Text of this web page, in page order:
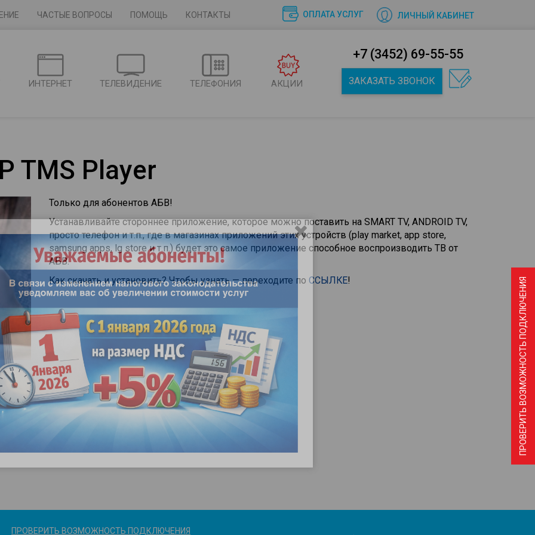
ЧАСТЫЕ ВОПРОСЫ ПОМОЩЬ ОПЛАТА УСЛУГ
КОНТАКТЫ ЛИЧНЫЙ КАБИНЕТ
+7 (3452) 69-55-55
ЗАКАЗАТЬ ЗВОНОК
ИНТЕРНЕТ ТЕЛЕВИДЕНИЕ ТЕЛЕФОНИЯ АКЦИИ
ПРОВЕРИТЬ ВОЗМОЖНОСТЬ ПОДКЛЮЧЕНИЯ
TMS Player
Только для абонентов АБВ!
Устанавливайте стороннее приложение, которое можно поставить на SMART TV, ANDROID TV,
просто телефон и т.п., где в магазинах приложений этих устройств (play market, app store,
samsung apps, lg store и т.п.) будет это самое приложение способное воспроизводить ТВ от
АБВ.
Как скачать и установить? Чтобы узнать — переходите по ССЫЛКЕ!
ПРОВЕРИТЬ ВОЗМОЖНОСТЬ ПОДКЛЮЧЕНИЯ